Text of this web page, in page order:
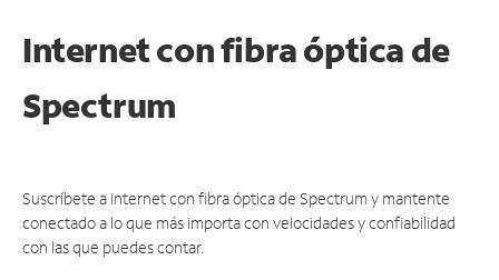
Internet con fibra óptica de
Spectrum
Suscríbete a Internet con fibra óptica de Spectrum y mantente
conectado a lo que más importa con velocidades y confiabilidad
con las que puedes contar.